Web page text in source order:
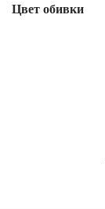
Цвет обивки